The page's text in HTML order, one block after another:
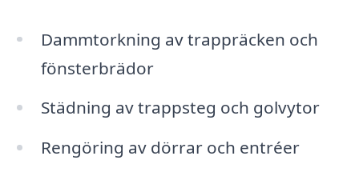
Dammtorkning av trappräcken och
fönsterbrädor
Städning av trappsteg och golvytor
Rengöring av dörrar och entréer